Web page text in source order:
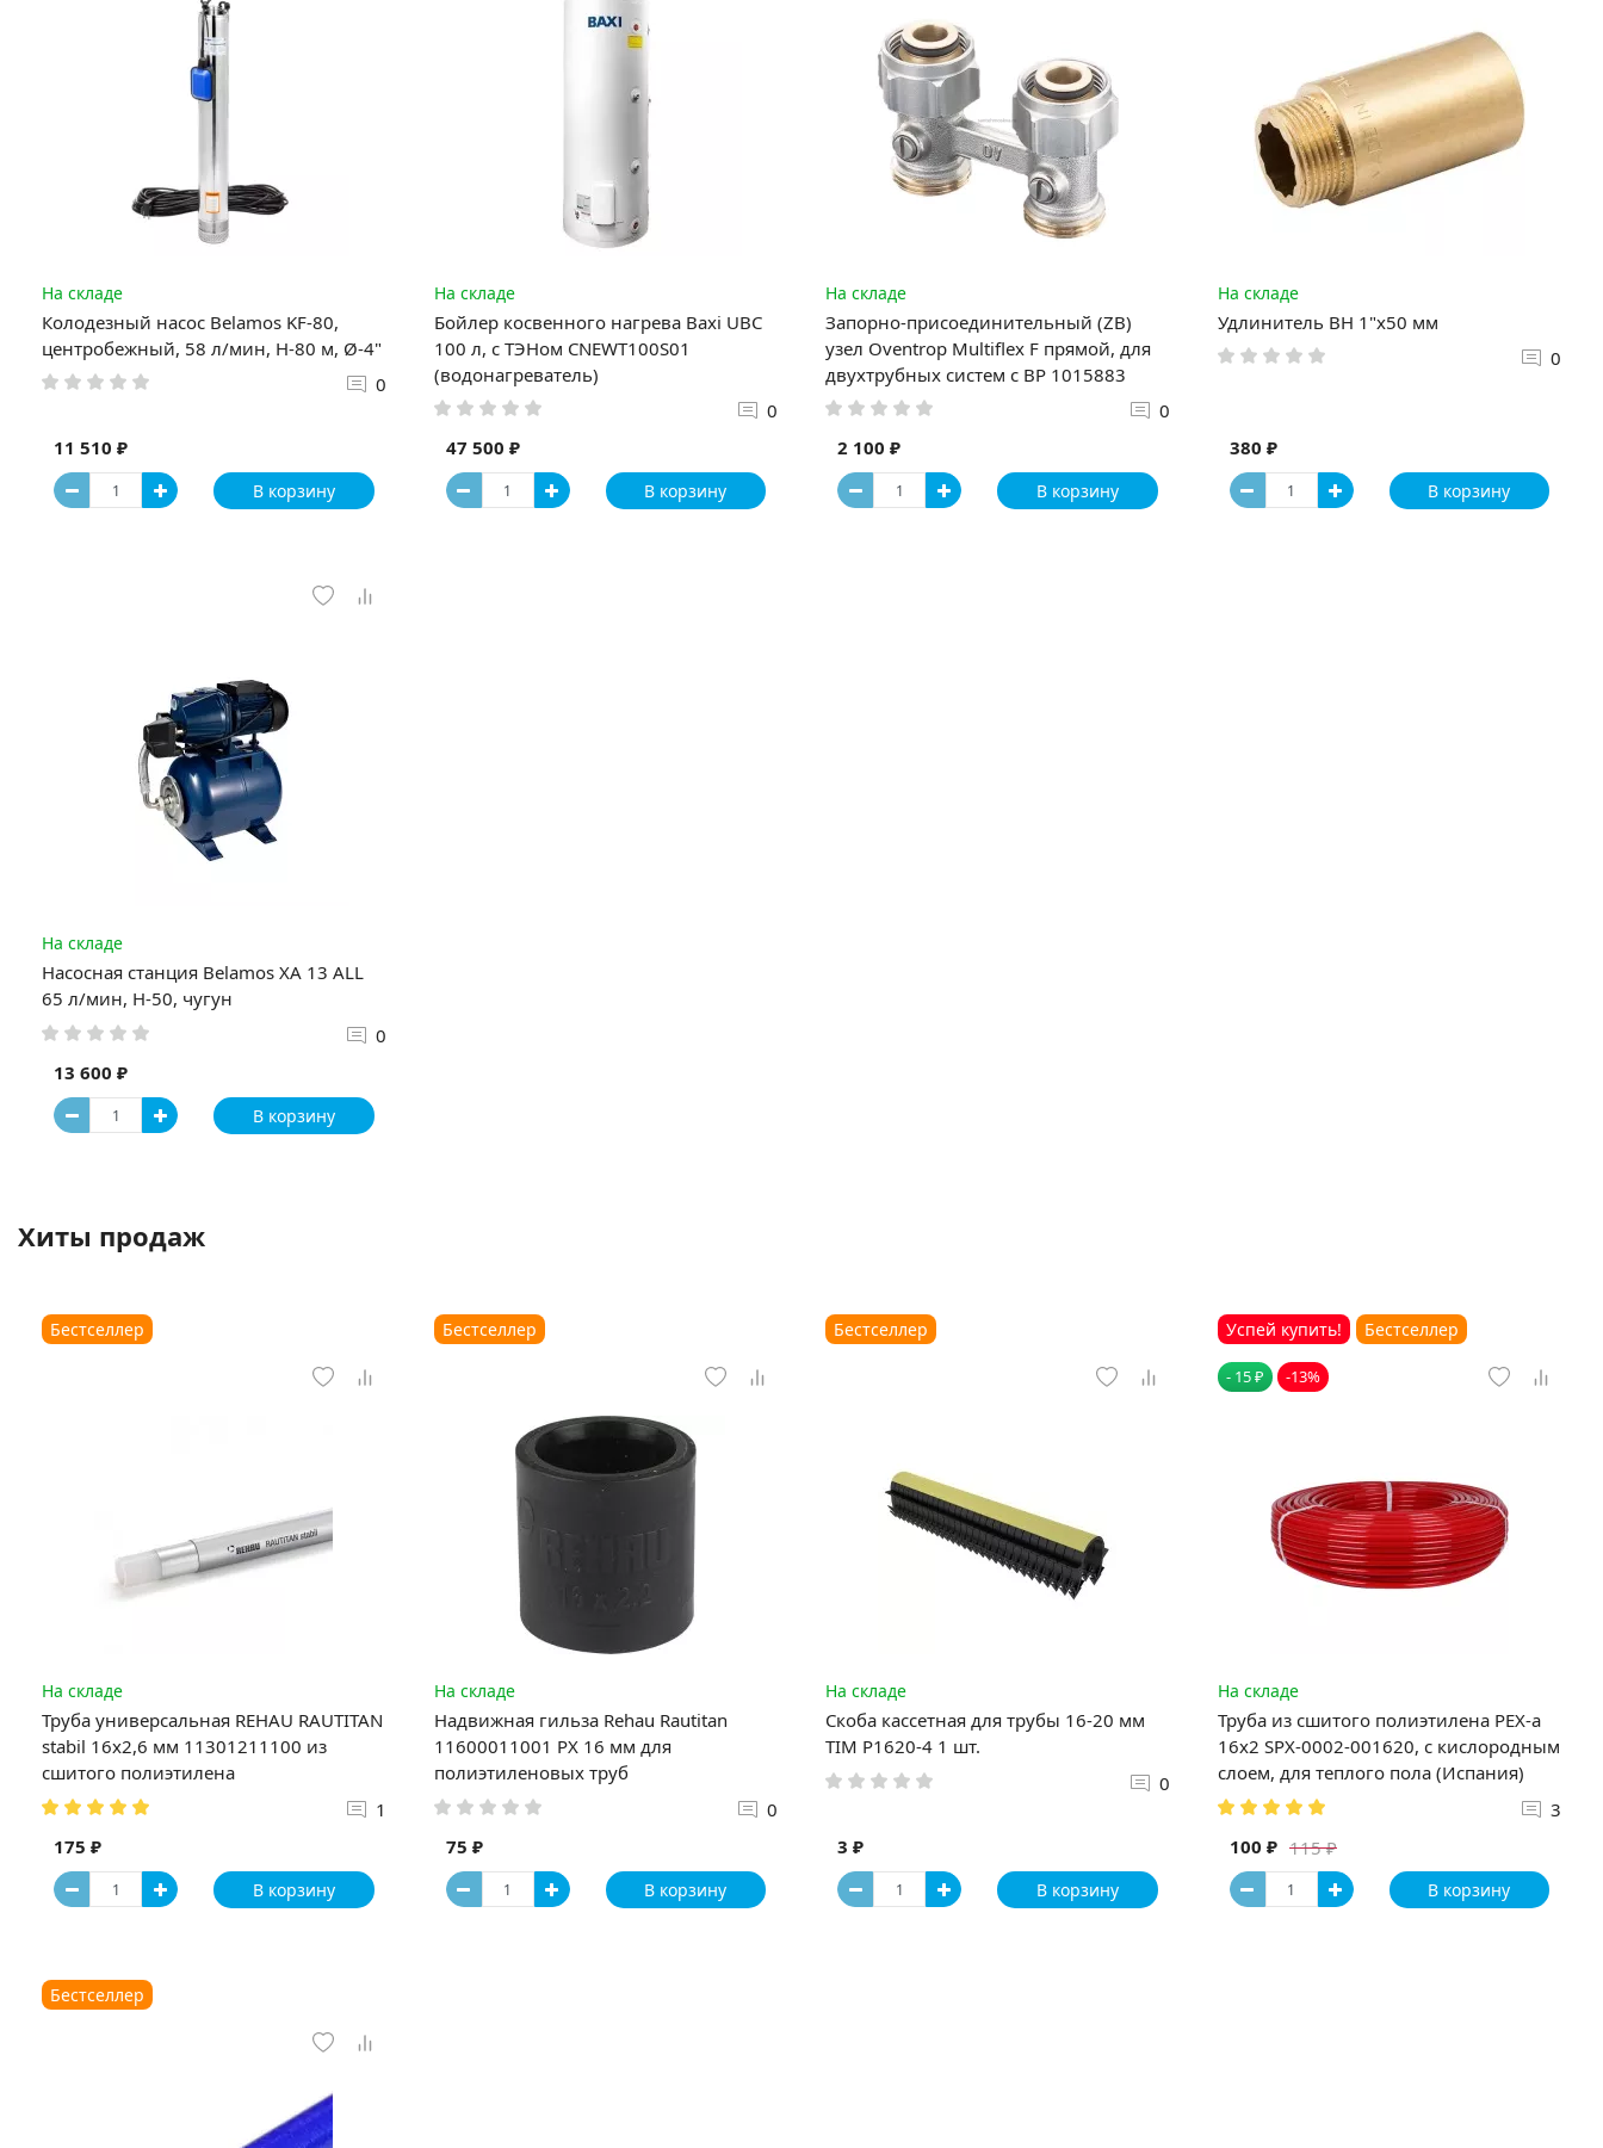
На складе
Колодезный насос Belamos KF-80,
центробежный, 58 л/мин, Н-80 м, Ø-4"
0
11 510 ₽
В корзину
На складе
Бойлер косвенного нагрева Baxi UBC
100 л, с ТЭНом CNEWT100S01
(водонагреватель)
0
47 500 ₽
В корзину
На складе
Запорно-присоединительный (ZB)
узел Oventrop Multiflex F прямой, для
двухтрубных систем с ВР 1015883
0
2 100 ₽
В корзину
На складе
Удлинитель ВН 1"x50 мм
0
380 ₽
В корзину
На складе
Насосная станция Belamos XA 13 ALL
65 л/мин, Н-50, чугун
0
13 600 ₽
В корзину
Хиты продаж
Бестселлер
На складе
Труба универсальная REHAU RAUTITAN
stabil 16х2,6 мм 11301211100 из
сшитого полиэтилена
1
175 ₽
В корзину
Бестселлер
На складе
Надвижная гильза Rehau Rautitan
11600011001 PX 16 мм для
полиэтиленовых труб
0
75 ₽
В корзину
Бестселлер
На складе
Скоба кассетная для трубы 16-20 мм
TIM P1620-4 1 шт.
0
3 ₽
В корзину
Успей купить! Бестселлер
- 15 ₽ -13%
На складе
Труба из сшитого полиэтилена PEX-a
16х2 SPX-0002-001620, с кислородным
слоем, для теплого пола (Испания)
3
115 ₽
100 ₽
В корзину
Бестселлер